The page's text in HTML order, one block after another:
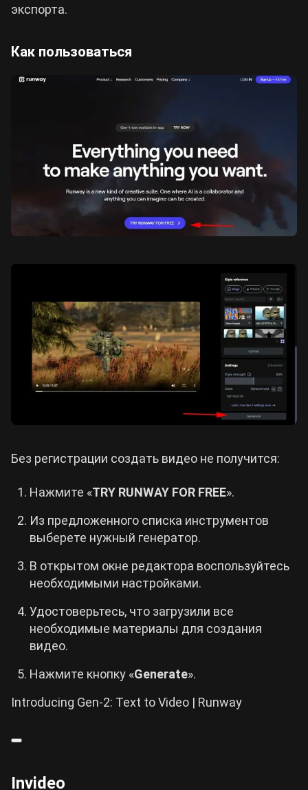
экспорта.
Как пользоваться
Без регистрации создать видео не получится:
Нажмите «TRY RUNWAY FOR FREE».
Из предложенного списка инструментов
выберете нужный генератор.
В открытом окне редактора воспользуйтесь
необходимыми настройками.
Удостоверьтесь, что загрузили все
необходимые материалы для создания
видео.
Нажмите кнопку «Generate».
Introducing Gen-2: Text to Video | Runway
Invideo